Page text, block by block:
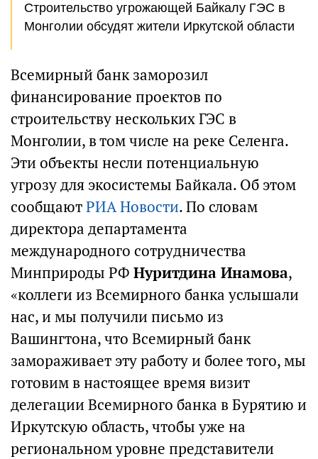
Строительство угрожающей Байкалу ГЭС в
Монголии обсудят жители Иркутской области
Всемирный банк заморозил
финансирование проектов по
строительству нескольких ГЭС в
Монголии, в том числе на реке Селенга.
Эти объекты несли потенциальную
угрозу для экосистемы Байкала. Об этом
сообщаютРИА Новости. По словам
директора департамента
международного сотрудничества
Минприроды РФ Нуритдина Инамова,
«коллеги из Всемирного банка услышали
нас, и мы получили письмо из
Вашингтона, что Всемирный банк
замораживает эту работу и более того, мы
готовим в настоящее время визит
делегации Всемирного банка в Бурятию и
Иркутскую область, чтобы уже на
региональном уровне представители